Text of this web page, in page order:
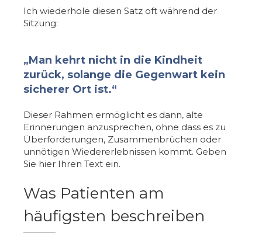
Ich wiederhole diesen Satz oft während der
Sitzung:
„Man kehrt nicht in die Kindheit
zurück, solange die Gegenwart kein
sicherer Ort ist.“
Dieser Rahmen ermöglicht es dann, alte
Erinnerungen anzusprechen, ohne dass es zu
Überforderungen, Zusammenbrüchen oder
unnötigen Wiedererlebnissen kommt. Geben
Sie hier Ihren Text ein.
Was Patienten am
häufigsten beschreiben